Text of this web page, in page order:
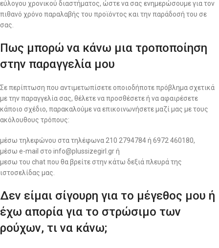
εύλογου χρονικού διαστήματος, ώστε να σας ενημερώσουμε για τον
πιθανό χρόνο παραλαβής του προϊόντος και την παράδοσή του σε
σας.
Πως μπορώ να κάνω μια τροποποίηση
στην παραγγελία μου
Σε περίπτωση που αντιμετωπίσετε οποιοδήποτε πρόβλημα σχετικά
με την παραγγελία σας, θέλετε να προσθέσετε ή να αφαιρέσετε
κάποιο σχέδιο, παρακαλούμε να επικοινωνήσετε μαζί μας με τους
ακόλουθους τρόπους:
μέσω τηλεφώνου στα τηλέφωνα 210 2794784 ή 6972 460180,
μέσω e-mail στο info@plussizegirl.gr ή
μεσω του chat που θα βρείτε στην κάτω δεξιά πλευρά της
ιστοσελίδας μας.
Δεν είμαι σίγουρη για το μέγεθος μου ή
έχω απορία για το στρώσιμο των
ρούχων, τι να κάνω;